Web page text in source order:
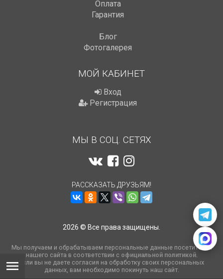
Оплата
Гарантия
Блог
Фотогалерея
МОЙ КАБИНЕТ
Вход
Регистрация
МЫ В СОЦ. СЕТЯХ
РАССКАЗАТЬ ДРУЗЬЯМ!
2026 © Все права защищены.
Мы получаем и обрабатываем персональные данные посетителей
нашего сайта в соответствии с официальной политикой.
Если вы не даете согласия на обработку своих персональных
данных, вам необходимо покинуть наш сайт.